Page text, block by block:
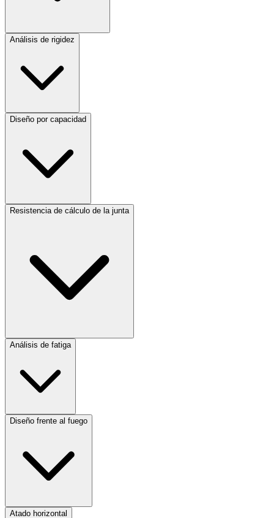
Análisis de rigidez
Diseño por capacidad
Resistencia de cálculo de la junta
Análisis de fatiga
Diseño frente al fuego
Atado horizontal